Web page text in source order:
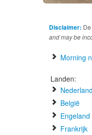
Disclaimer:
and may be
Morning
Landen:
Nederland
België
Engeland
Frankrijk